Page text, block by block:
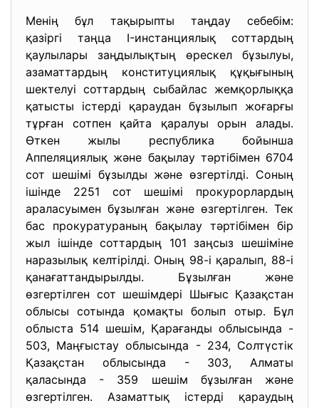
Менің бұл тақырыпты таңдау себебім:
қазіргі таңца I-инстанциялық соттардың
қаулылары заңдылықтың өрескел бұзылуы,
азаматтардың конституциялық құқығының
шектелуі соттардың сыбайлас жемқорлыққа
қатысты істерді қараудан бұзылып жоғарғы
тұрған сотпен қайта қаралуы орын алады.
Өткен жылы республика бойынша
Аппеляциялық және бақылау тәртібімен 6704
сот шешімі бұзылды және өзгертілді. Соның
ішінде 2251 сот шешімі прокурорлардың
араласуымен бұзылған және өзгертілген. Тек
бас прокуратураның бақылау тәртібімен бір
жыл ішінде соттардың 101 заңсыз шешіміне
наразылық келтірілді. Оның 98-і қаралып, 88-і
қанағаттандырылды. Бұзылған және
өзгертілген сот шешімдері Шығыс Қазақстан
облысы сотында қомақты болып отыр. Бұл
облыста 514 шешім, Қарағанды облысында -
503, Маңғыстау облысында - 234, Солтүстік
Қазақстан облысында - 303, Алматы
қаласында - 359 шешім бұзылған және
өзгертілген. Азаматтық істерді қараудың